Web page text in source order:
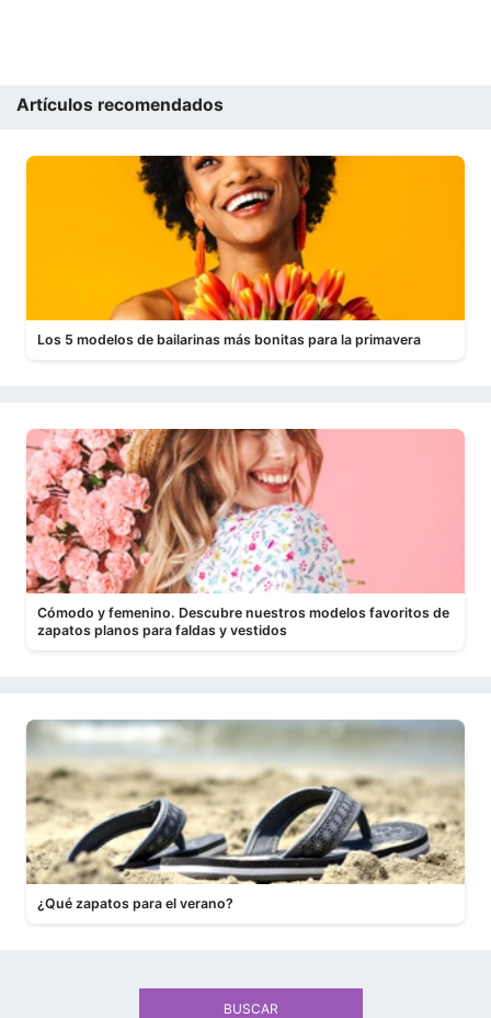
Artículos recomendados
Los 5 modelos de bailarinas más bonitas para la primavera
Cómodo y femenino. Descubre nuestros modelos favoritos de
zapatos planos para faldas y vestidos
¿Qué zapatos para el verano?
BUSCAR